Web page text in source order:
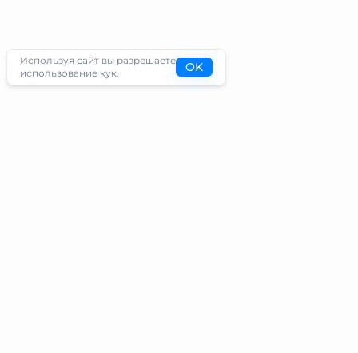
Используя сайт вы разрешаете
использование кук.
OK